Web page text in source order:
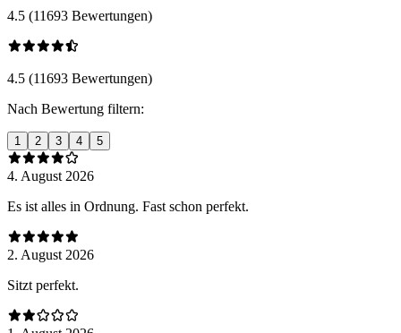
4.5 (11693 Bewertungen)
4.5 (11693 Bewertungen)
Nach Bewertung filtern:
1 2 3 4 5
4. August 2026
Es ist alles in Ordnung. Fast schon perfekt.
2. August 2026
Sitzt perfekt.